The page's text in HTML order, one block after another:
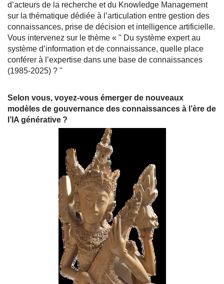
d’acteurs de la recherche et du Knowledge Management
sur la thématique dédiée à l’articulation entre gestion des
connaissances, prise de décision et intelligence artificielle.
Vous intervenez sur le thème « " Du système expert au
système d’information et de connaissance, quelle place
conférer à l’expertise dans une base de connaissances
(1985-2025) ? "
Selon vous, voyez-vous émerger de nouveaux
modèles de gouvernance des connaissances à l’ère de
l’IA générative ?